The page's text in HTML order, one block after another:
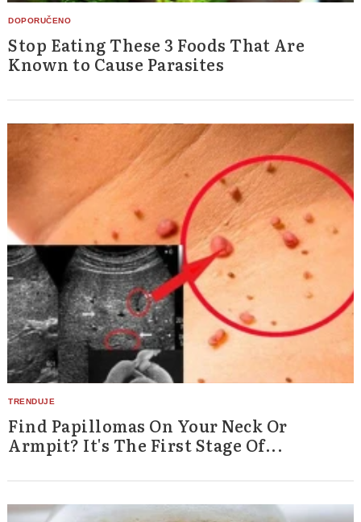
Stop Eating These 3 Foods That Are
Known to Cause Parasites
Find Papillomas On Your Neck Or
Armpit? It's The First Stage Of...